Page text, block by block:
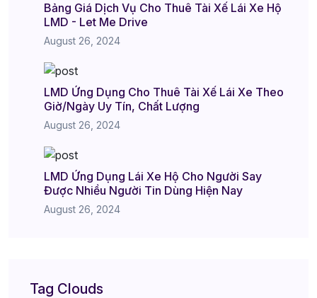
Bảng Giá Dịch Vụ Cho Thuê Tài Xế Lái Xe Hộ
LMD - Let Me Drive
August 26, 2024
LMD Ứng Dụng Cho Thuê Tài Xế Lái Xe Theo
Giờ/Ngày Uy Tín, Chất Lượng
August 26, 2024
LMD Ứng Dụng Lái Xe Hộ Cho Người Say
Được Nhiều Người Tin Dùng Hiện Nay
August 26, 2024
Tag Clouds